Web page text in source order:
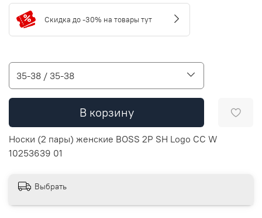
Скидка до -30% на товары тут
35-38 / 35-38
В корзину
Носки (2 пары) женские BOSS 2P SH Logo CC W
10253639 01
Выбрать